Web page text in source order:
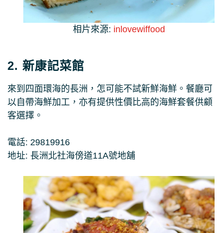
相片來源: inlovewiffood
2. 新康記菜館
來到四面環海的長洲，怎可能不試新鮮海鮮。餐廳可
以自帶海鮮加工，亦有提供性價比高的海鮮套餐供顧
客選擇。
電話: 29819916
地址: 長洲北社海傍道11A號地舖